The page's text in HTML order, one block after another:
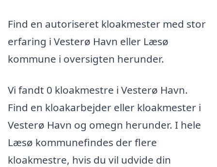
Find en autoriseret kloakmester med stor
erfaring i Vesterø Havn eller Læsø
kommune i oversigten herunder.
Vi fandt 0 kloakmestre i Vesterø Havn.
Find en kloakarbejder eller kloakmester i
Vesterø Havn og omegn herunder. I hele
Læsø kommunefindes der flere
kloakmestre, hvis du vil udvide din